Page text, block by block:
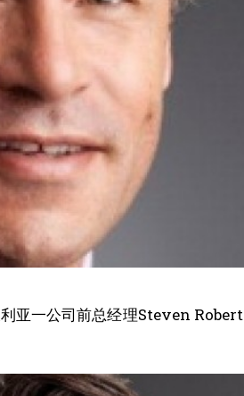
亚一公司前总经理Steven